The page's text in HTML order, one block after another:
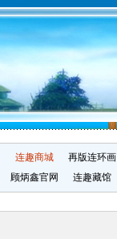
连趣商城 再版连环画
顾炳鑫官网 连趣藏馆